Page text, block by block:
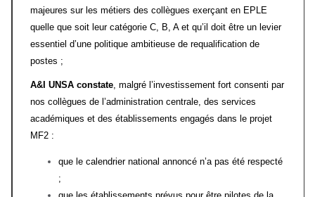
majeures sur les métiers des collègues exerçant en EPLE
quelle que soit leur catégorie C, B, A et qu’il doit être un levier
essentiel d’une politique ambitieuse de requalification de
postes ;
A&I UNSA constate, malgré l’investissement fort consenti par
nos collègues de l’administration centrale, des services
académiques et des établissements engagés dans le projet
MF2 :
que le calendrier national annoncé n’a pas été respecté
;